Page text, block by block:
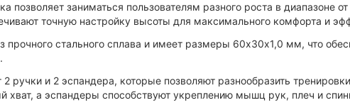
позволяет заниматься пользователям разного роста в диапазоне
точную настройку высоты для максимального комфорта и
прочного стального сплава и имеет размеры 60х30х1,0 мм, что
ручки и 2 эспандера, которые позволяют разнообразить
хват, а эспандеры способствуют укреплению мышц рук, плеч и